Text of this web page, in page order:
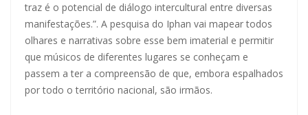
traz é o potencial de diálogo intercultural entre diversas
manifestações.”. A pesquisa do Iphan vai mapear todos
olhares e narrativas sobre esse bem imaterial e permitir
que músicos de diferentes lugares se conheçam e
passem a ter a compreensão de que, embora espalhados
por todo o território nacional, são irmãos.